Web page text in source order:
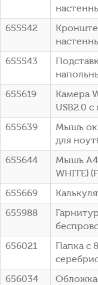
655542
655543
655619
Камера
USB2.0
655639
Мышь
для
655644
Мышь
WHITE)
655669
655988
656021
Папка с
656034
Обложка